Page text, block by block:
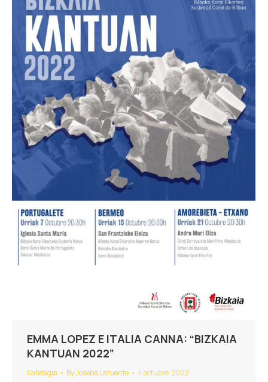
EMMA LOPEZ E ITALIA CANNA: “BIZKAIA
KANTUAN 2022”
Kafetegia ByJoseba Lafuente 4 octubre, 2022